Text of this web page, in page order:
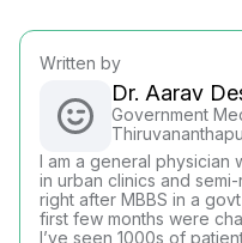
Written by
Dr. Aarav
Government
I am a general physician
in urban clinics and
right after MBBS in a
first few months were
I’ve seen 1000s of